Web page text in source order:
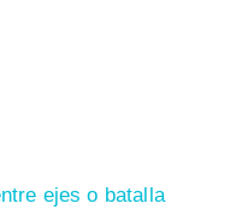
ejes o batalla